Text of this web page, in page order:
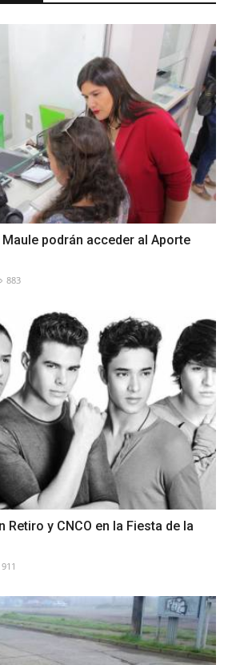
podrán acceder al Aporte
883
Retiro y CNCO en la Fiesta de la
911